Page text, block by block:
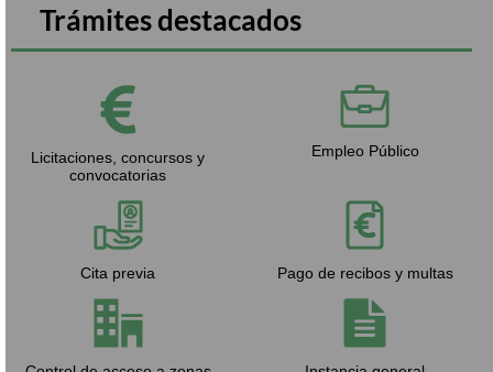
Trámites destacados
Licitaciones, concursos y
convocatorias
Empleo Público
Cita previa Pago de recibos y multas